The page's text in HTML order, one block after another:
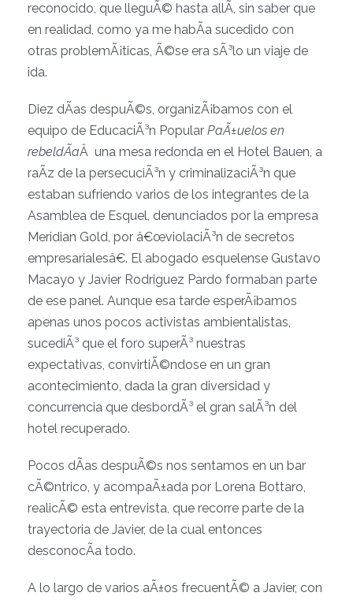
reconocido, que lleguÃ© hasta allÃ­, sin saber que
en realidad, como ya me habÃ­a sucedido con
otras problemÃ¡ticas, Ã©se era sÃ³lo un viaje de
ida.
Diez dÃ­as despuÃ©s, organizÃ¡bamos con el
equipo de EducaciÃ³n Popular PaÃ±uelos en
rebeldÃ­aÂ una mesa redonda en el Hotel Bauen, a
raÃ­z de la persecuciÃ³n y criminalizaciÃ³n que
estaban sufriendo varios de los integrantes de la
Asamblea de Esquel, denunciados por la empresa
Meridian Gold, por â€œviolaciÃ³n de secretos
empresarialesâ€. El abogado esquelense Gustavo
Macayo y Javier Rodriguez Pardo formaban parte
de ese panel. Aunque esa tarde esperÃ¡bamos
apenas unos pocos activistas ambientalistas,
sucediÃ³ que el foro superÃ³ nuestras
expectativas, convirtiÃ©ndose en un gran
acontecimiento, dada la gran diversidad y
concurrencia que desbordÃ³ el gran salÃ³n del
hotel recuperado.
Pocos dÃ­as despuÃ©s nos sentamos en un bar
cÃ©ntrico, y acompaÃ±ada por Lorena Bottaro,
realicÃ© esta entrevista, que recorre parte de la
trayectoria de Javier, de la cual entonces
desconocÃ­a todo.
A lo largo de varios aÃ±os frecuentÃ© a Javier, con